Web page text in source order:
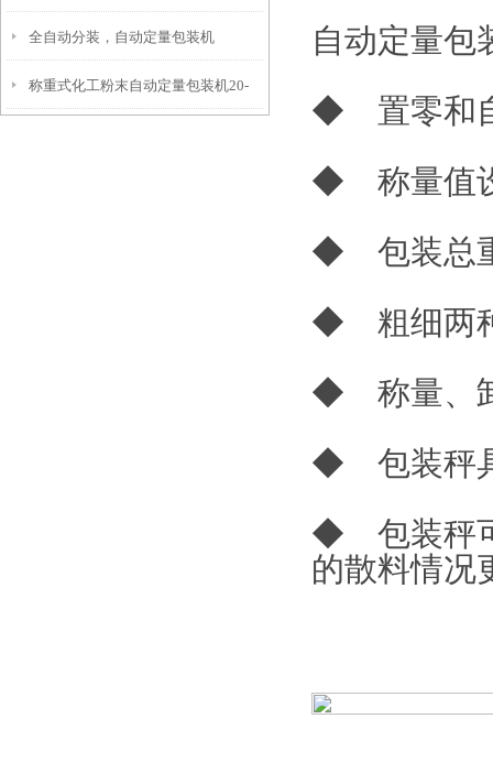
少钱
全自动分装，自动定量包装机
称重式化工粉末自动定量包装机20-
自动定量包
◆ 置零和
◆ 称量值
◆ 包装总
◆ 粗细两
◆ 称量、卸
◆ 包装秤
◆ 包装秤可
的散料情况